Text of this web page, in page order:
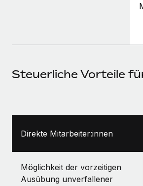
Steuerliche Vorteile
Direkte Mitarbeiter:innen
Möglichkeit der vorzeitigen
Ausübung unverfallener